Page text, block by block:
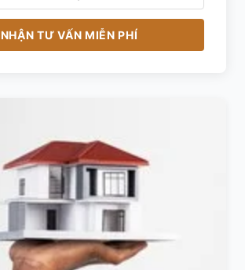
NHẬN TƯ VẤN MIỄN PHÍ